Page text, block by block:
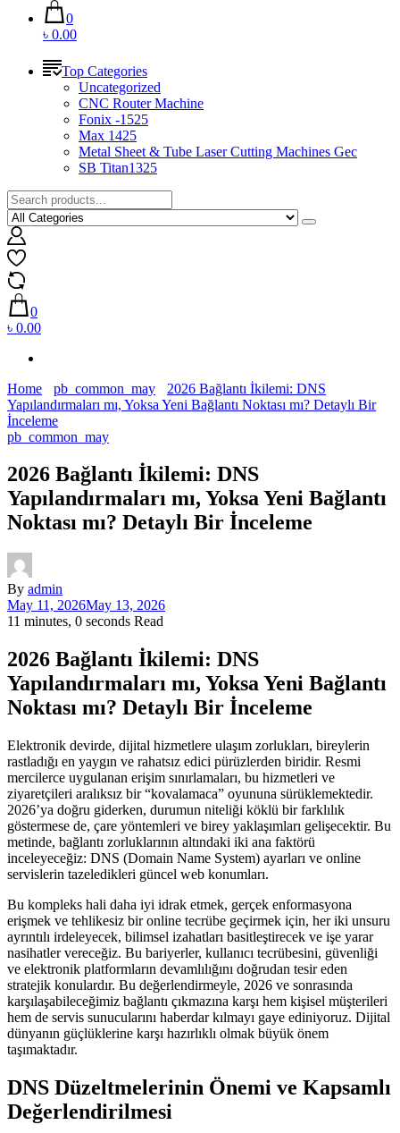
0
৳ 0.00
Top Categories
Uncategorized
CNC Router Machine
Fonix -1525
Max 1425
Metal Sheet & Tube Laser Cutting Machines Gec
SB Titan1325
0
৳ 0.00
Home pb_common_may
2026 Bağlantı İkilemi: DNS
Yapılandırmaları mı, Yoksa Yeni Bağlantı Noktası mı? Detaylı Bir
İnceleme
pb_common_may
2026 Bağlantı İkilemi: DNS
Yapılandırmaları mı, Yoksa Yeni Bağlantı
Noktası mı? Detaylı Bir İnceleme
By admin
May 11, 2026May 13, 2026
11 minutes, 0 seconds Read
2026 Bağlantı İkilemi: DNS
Yapılandırmaları mı, Yoksa Yeni Bağlantı
Noktası mı? Detaylı Bir İnceleme
Elektronik devirde, dijital hizmetlere ulaşım zorlukları, bireylerin
rastladığı en yaygın ve rahatsız edici pürüzlerden biridir. Resmi
mercilerce uygulanan erişim sınırlamaları, bu hizmetleri ve
ziyaretçileri aralıksız bir “kovalamaca” oyununa sürüklemektedir.
2026’ya doğru giderken, durumun niteliği köklü bir farklılık
göstermese de, çare yöntemleri ve birey yaklaşımları gelişecektir. Bu
metinde, bağlantı zorluklarının altındaki iki ana faktörü
inceleyeceğiz: DNS (Domain Name System) ayarları ve online
servislerin tazeledikleri güncel web konumları.
Bu kompleks hali daha iyi idrak etmek, gerçek enformasyona
erişmek ve tehlikesiz bir online tecrübe geçirmek için, her iki unsuru
ayrıntılı irdeleyecek, bilimsel izahatları basitleştirecek ve işe yarar
nasihatler vereceğiz. Bu bariyerler, kullanıcı tecrübesini, güvenliği
ve elektronik platformların devamlılığını doğrudan tesir eden
stratejik konulardır. Bu değerlendirmeyle, 2026 ve sonrasında
karşılaşabileceğimiz bağlantı çıkmazına karşı hem kişisel müşterileri
hem de servis sunucularını haberdar kılmayı gaye ediniyoruz. Dijital
dünyanın güçlüklerine karşı hazırlıklı olmak büyük önem
taşımaktadır.
DNS Düzeltmelerinin Önemi ve Kapsamlı
Değerlendirilmesi